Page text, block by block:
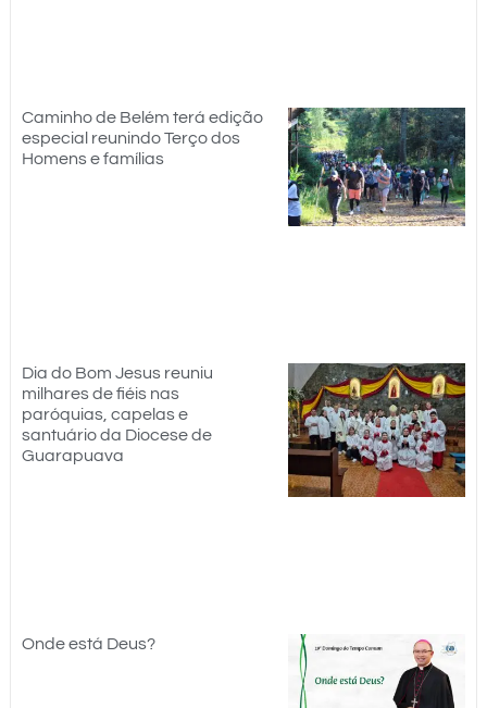
Caminho de Belém terá edição
especial reunindo Terço dos
Homens e famílias
Dia do Bom Jesus reuniu
milhares de fiéis nas
paróquias, capelas e
santuário da Diocese de
Guarapuava
Onde está Deus?